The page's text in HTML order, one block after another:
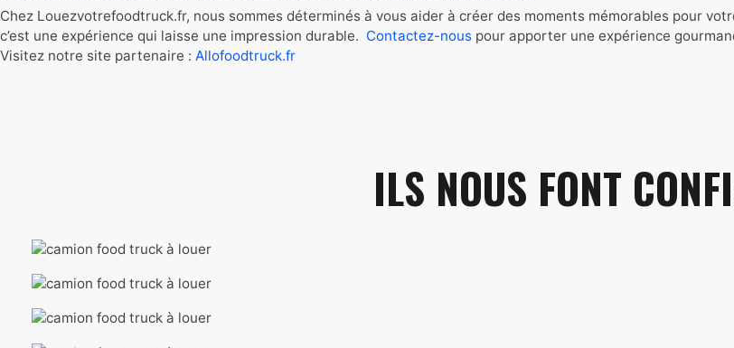
Chez Louezvotrefoodtruck.fr, nous sommes déterminés à vous aider à créer des moments mémorables pour
c’est une expérience qui laisse une impression durable. Contactez-nous pour apporter une expérience
Visitez notre site partenaire : Allofoodtruck.fr
ILS NOUS FONT